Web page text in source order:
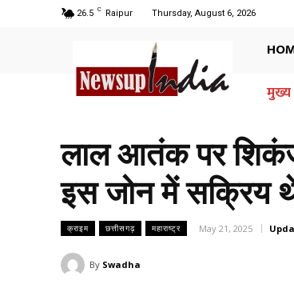
26.5 C Raipur Thursday, August 6, 2026
लाल आतंक पर
इस जोन में सक्रिय
क्राइम छत्तीसगढ़ महाराष्ट्र May 21, 2025
By Swadha